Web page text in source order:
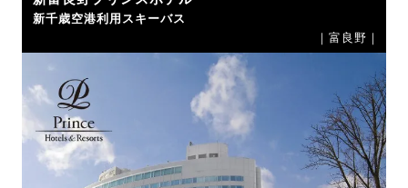
新千歳空港利用スキーバス
｜富良野｜